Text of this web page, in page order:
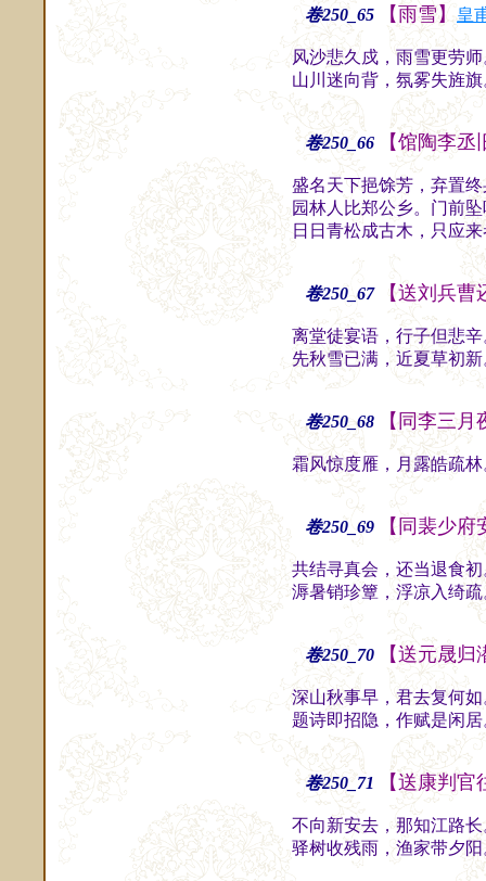
卷250_65 【雨雪】皇
风沙悲久戍，雨雪更劳
山川迷向背，氛雾失旌
卷250_66 【馆陶李丞
盛名天下挹馀芳，弃置
园林人比郑公乡。门前
日日青松成古木，只应
卷250_67 【送刘兵
离堂徒宴语，行子但悲
先秋雪已满，近夏草初
卷250_68 【同李三月
霜风惊度雁，月露皓疏
卷250_69 【同裴少
共结寻真会，还当退食
溽暑销珍簟，浮凉入绮
卷250_70 【送元晟
深山秋事早，君去复何
题诗即招隐，作赋是闲
卷250_71 【送康判
不向新安去，那知江路
驿树收残雨，渔家带夕